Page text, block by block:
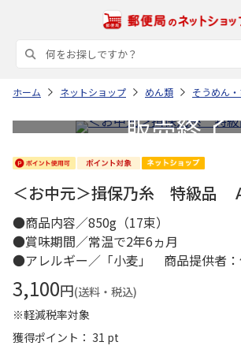
ホーム ネットショップ めん類 そうめん
＜お中元＞揖保乃糸 特級品
●商品内容／850g（17束）
●賞味期間／常温で2年6ヵ月
●アレルギー／「小麦」 商品提供者：
3,100円(送料・税込)
※軽減税率対象
獲得ポイント： 31 pt